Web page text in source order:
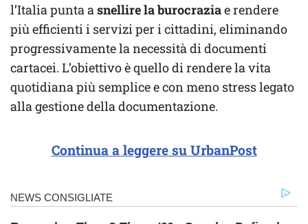
l’Italia punta a snellire la burocraziae rendere
più efficienti i servizi per i cittadini, eliminando
progressivamente la necessità di documenti
cartacei. L’obiettivo è quello di rendere la vita
quotidiana più semplice e con meno stress legato
alla gestione della documentazione.
Continua a leggere su UrbanPost